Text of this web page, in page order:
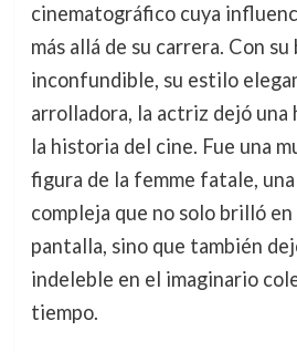
cinematográfico cuya
más allá de su carrera. Con su
inconfundible, su estilo
arrolladora, la actriz dejó una
la historia del cine. Fue una
figura de la femme fatale,
compleja que no solo brilló en
pantalla, sino que también
indeleble en el imaginario
tiempo.